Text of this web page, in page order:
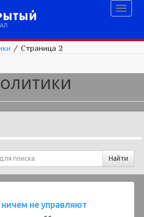
/ Страница 2
не управляют